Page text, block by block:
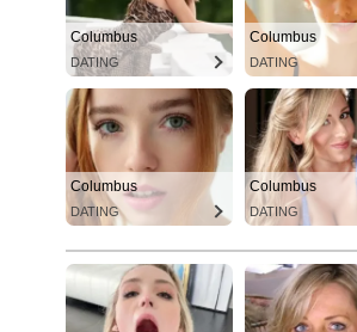
Columbus
DATING
Columbus
DATING
Columbus
DATING
Columbus
DATING